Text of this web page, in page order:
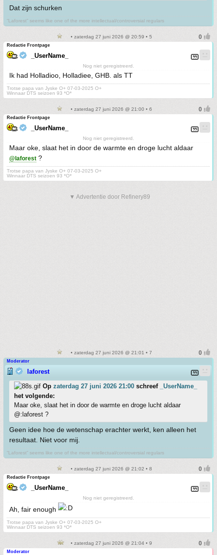
Dat zijn schurken
“Laforest” seems like one of the more intellectual/controversial regulars
• zaterdag 27 juni 2026 @ 20:59 • 5
Redactie Frontpage
_UserName_
Nog niet geregistreerd.
Ik had Holladioo, Holladiee, GHB. als TT
Trotse papa van Jyske O+ 07-03-2025 O+
Winnaar DTS seizoen 93 *O*
• zaterdag 27 juni 2026 @ 21:00 • 6
Redactie Frontpage
_UserName_
Nog niet geregistreerd.
Maar oke, slaat het in door de warmte en droge lucht aldaar
@laforest ?
Trotse papa van Jyske O+ 07-03-2025 O+
Winnaar DTS seizoen 93 *O*
▼ Advertentie door Refinery89
• zaterdag 27 juni 2026 @ 21:01 • 7
Moderator
laforest
Op zaterdag 27 juni 2026 21:00 schreef
_UserName_
het volgende:
Maar oke, slaat het in door de warmte en droge lucht aldaar
@:laforest ?
Geen idee hoe de wetenschap erachter werkt, ken alleen het
resultaat. Niet voor mij.
“Laforest” seems like one of the more intellectual/controversial regulars
• zaterdag 27 juni 2026 @ 21:02 • 8
Redactie Frontpage
_UserName_
Nog niet geregistreerd.
Ah, fair enough
Trotse papa van Jyske O+ 07-03-2025 O+
Winnaar DTS seizoen 93 *O*
• zaterdag 27 juni 2026 @ 21:04 • 9
Moderator